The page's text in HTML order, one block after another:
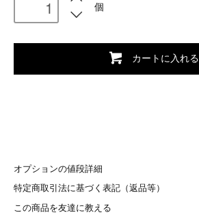
個
カートに入れる
オプションの値段詳細
特定商取引法に基づく表記（返品等）
この商品を友達に教える